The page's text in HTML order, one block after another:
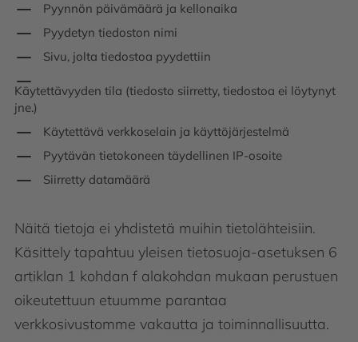
Pyynnön päivämäärä ja kellonaika
Pyydetyn tiedoston nimi
Sivu, jolta tiedostoa pyydettiin
Käytettävyyden tila (tiedosto siirretty, tiedostoa ei löytynyt
jne.)
Käytettävä verkkoselain ja käyttöjärjestelmä
Pyytävän tietokoneen täydellinen IP-osoite
Siirretty datamäärä
Näitä tietoja ei yhdistetä muihin tietolähteisiin.
Käsittely tapahtuu yleisen tietosuoja-asetuksen 6
artiklan 1 kohdan f alakohdan mukaan perustuen
oikeutettuun etuumme parantaa
verkkosivustomme vakautta ja toiminnallisuutta.